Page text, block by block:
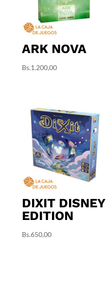
ARK NOVA
Bs.1.200,00
DIXIT DISNEY
EDITION
Bs.650,00